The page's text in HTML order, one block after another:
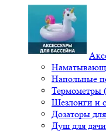
Напольные
Термометры
Шезлонги и
Дозаторы
Душ для дачи